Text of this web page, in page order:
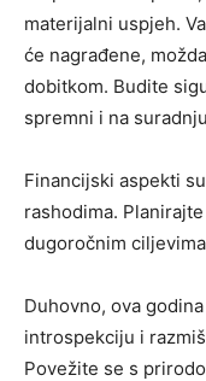
materijalni uspjeh.
će nagrađene,
dobitkom. Budite
spremni i na
Financijski aspekti
rashodima.
dugoročnim
Duhovno, ova
introspekciju i
Povežite se s